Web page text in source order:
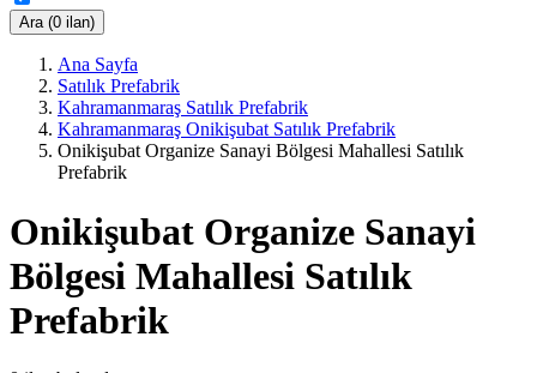
Ara (0 ilan)
Ana Sayfa
Satılık Prefabrik
Kahramanmaraş Satılık Prefabrik
Kahramanmaraş Onikişubat Satılık Prefabrik
Onikişubat Organize Sanayi Bölgesi Mahallesi Satılık
Prefabrik
Onikişubat Organize Sanayi
Bölgesi Mahallesi Satılık
Prefabrik